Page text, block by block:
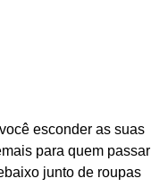
esconder as suas
para quem passar
junto de roupas